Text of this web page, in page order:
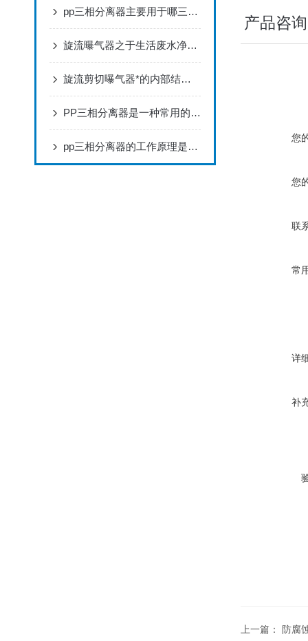
pp三相分离器主要用于哪三相分离？
旋流曝气器之于生活废水净化可辅于废水处理的常用药剂
旋流剪切曝气器*的内部结构有何优势？
PP三相分离器是一种常用的工艺设备
pp三相分离器的工作原理是怎样的？
产品咨询
您
您
联
常
详
补
上一篇： 防腐